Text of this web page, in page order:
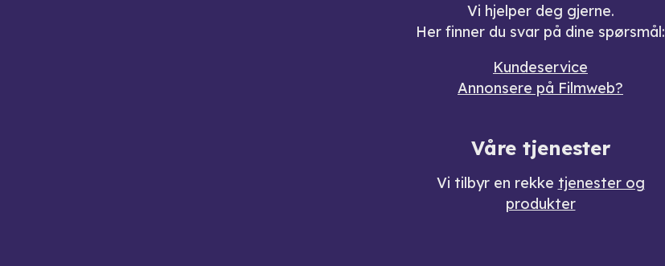
Vi hjelper deg gjerne.
Her finner du svar på dine spørsmål:
Kundeservice
Annonsere på Filmweb?
Våre tjenester
Vi tilbyr en rekke tjenester og
produkter